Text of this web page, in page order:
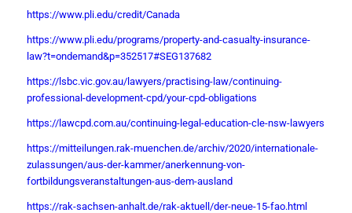
https://www.pli.edu/credit/Canada
https://www.pli.edu/programs/property-and-casualty-insurance-
law?t=ondemand&p=352517#SEG137682
https://lsbc.vic.gov.au/lawyers/practising-law/continuing-
professional-development-cpd/your-cpd-obligations
https://lawcpd.com.au/continuing-legal-education-cle-nsw-lawyers
https://mitteilungen.rak-muenchen.de/archiv/2020/internationale-
zulassungen/aus-der-kammer/anerkennung-von-
fortbildungsveranstaltungen-aus-dem-ausland
https://rak-sachsen-anhalt.de/rak-aktuell/der-neue-15-fao.html